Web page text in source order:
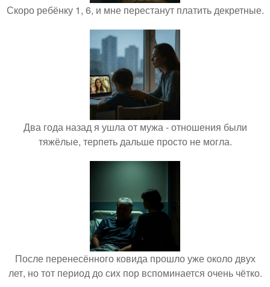
Скоро ребёнку 1, 6, и мне перестанут платить декретные.
Два года назад я ушла от мужа - отношения были
тяжёлые, терпеть дальше просто не могла.
После перенесённого ковида прошло уже около двух
лет, но тот период до сих пор вспоминается очень чётко.